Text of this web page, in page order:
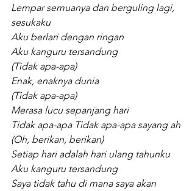
Lempar semuanya dan berguling lagi,
sesukaku
Aku berlari dengan ringan
Aku kanguru tersandung
(Tidak apa-apa)
Enak, enaknya dunia
(Tidak apa-apa)
Merasa lucu sepanjang hari
Tidak apa-apa Tidak apa-apa sayang ah
(Oh, berikan, berikan)
Setiap hari adalah hari ulang tahunku
Aku kanguru tersandung
Saya tidak tahu di mana saya akan